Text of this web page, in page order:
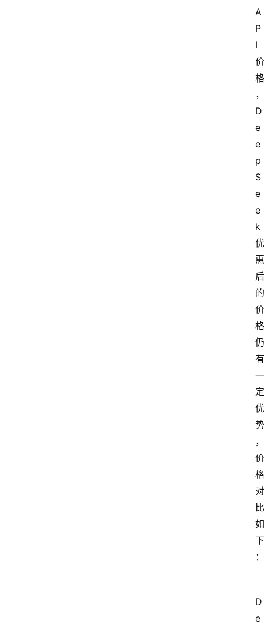
A
P
I
价
格
，
D
e
e
p
S
e
e
k
优
惠
后
的
价
格
仍
有
一
定
优
势
，
价
格
对
比
如
下
：
D
e